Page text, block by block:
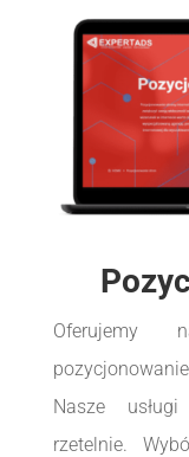
Oferujemy
Nasze
rzetelnie.